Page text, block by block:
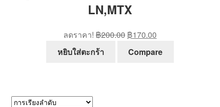
LN,MTX
ลดราคา! ฿200.00 Original
price
was:
฿170.00
is:
หยิบใส่ตะกร้า Compare